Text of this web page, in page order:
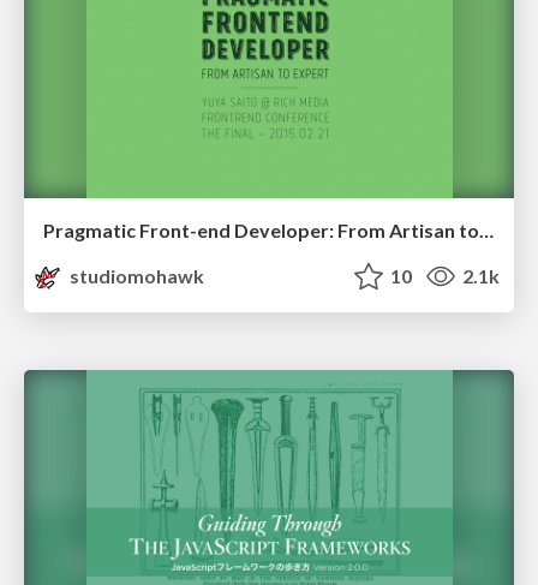
Pragmatic Front-end Developer: From Artisan to Expert
studiomohawk
10 2.1k